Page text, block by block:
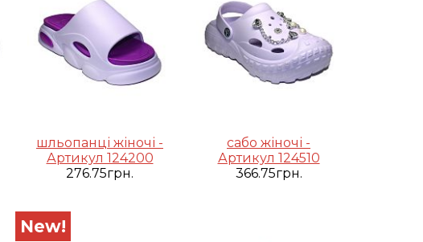
шльопанці жіночі -
Артикул 124200
276.75грн.
сабо жіночі -
Артикул 124510
366.75грн.
New!